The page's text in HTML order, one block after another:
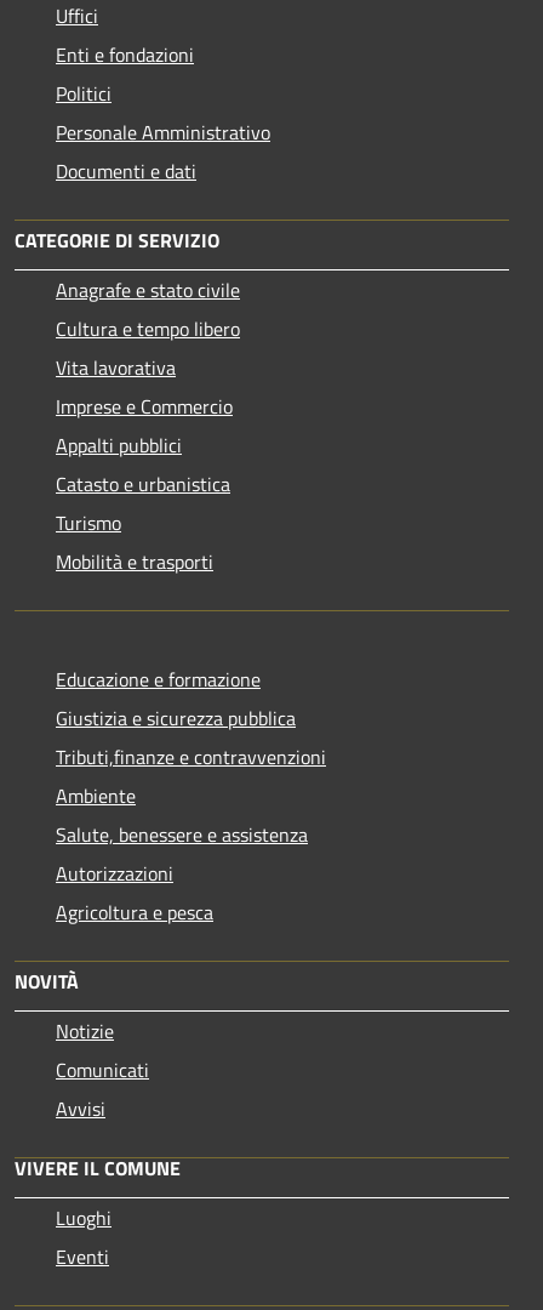
Uffici
Enti e fondazioni
Politici
Personale Amministrativo
Documenti e dati
CATEGORIE DI SERVIZIO
Anagrafe e stato civile
Cultura e tempo libero
Vita lavorativa
Imprese e Commercio
Appalti pubblici
Catasto e urbanistica
Turismo
Mobilità e trasporti
Educazione e formazione
Giustizia e sicurezza pubblica
Tributi,finanze e contravvenzioni
Ambiente
Salute, benessere e assistenza
Autorizzazioni
Agricoltura e pesca
NOVITÀ
Notizie
Comunicati
Avvisi
VIVERE IL COMUNE
Luoghi
Eventi